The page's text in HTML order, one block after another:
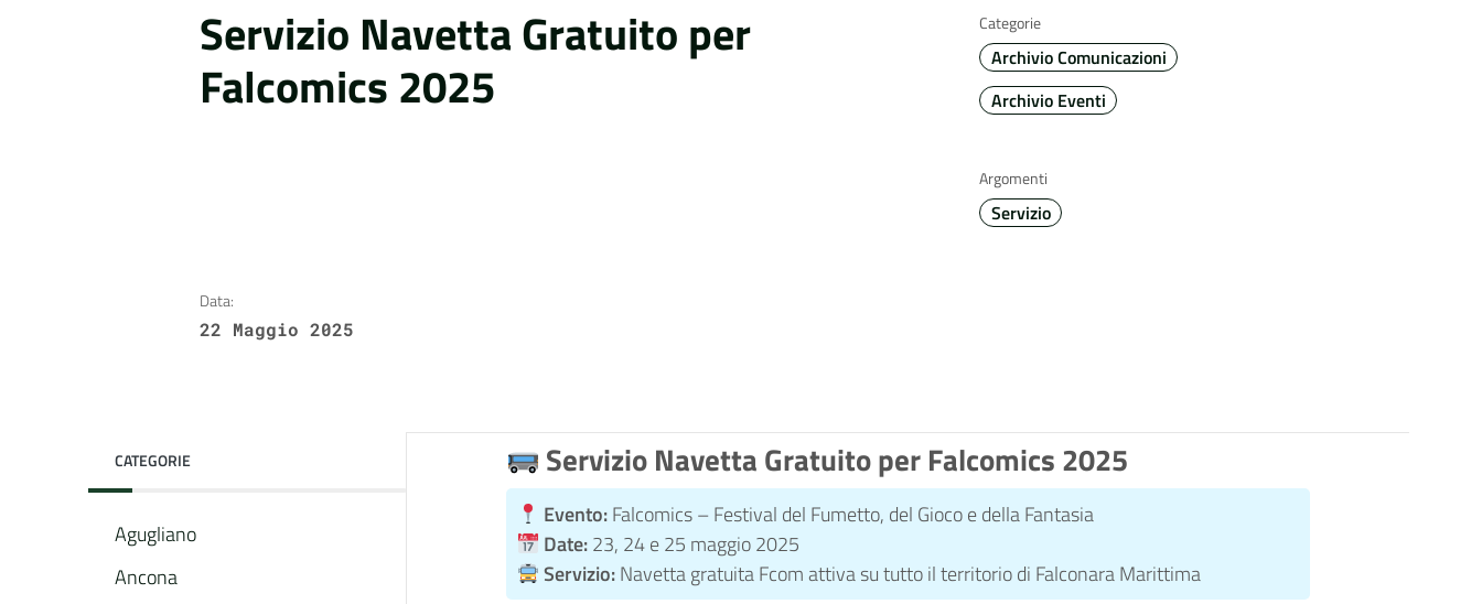
Servizio Navetta Gratuito per
Falcomics 2025
Categorie
Archivio Comunicazioni
Archivio Eventi
Argomenti
Servizio
Data:
22 Maggio 2025
CATEGORIE
Agugliano
Ancona
Servizio Navetta Gratuito per Falcomics 2025
Evento:Falcomics – Festival del Fumetto, del Gioco e della Fantasia
Date:23, 24 e 25 maggio 2025
Servizio:Navetta gratuita Fcom attiva su tutto il territorio di Falconara Marittima